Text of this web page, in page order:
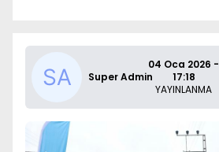
Super Admin
04 Oca 2026 -
17:18
YAYINLANMA